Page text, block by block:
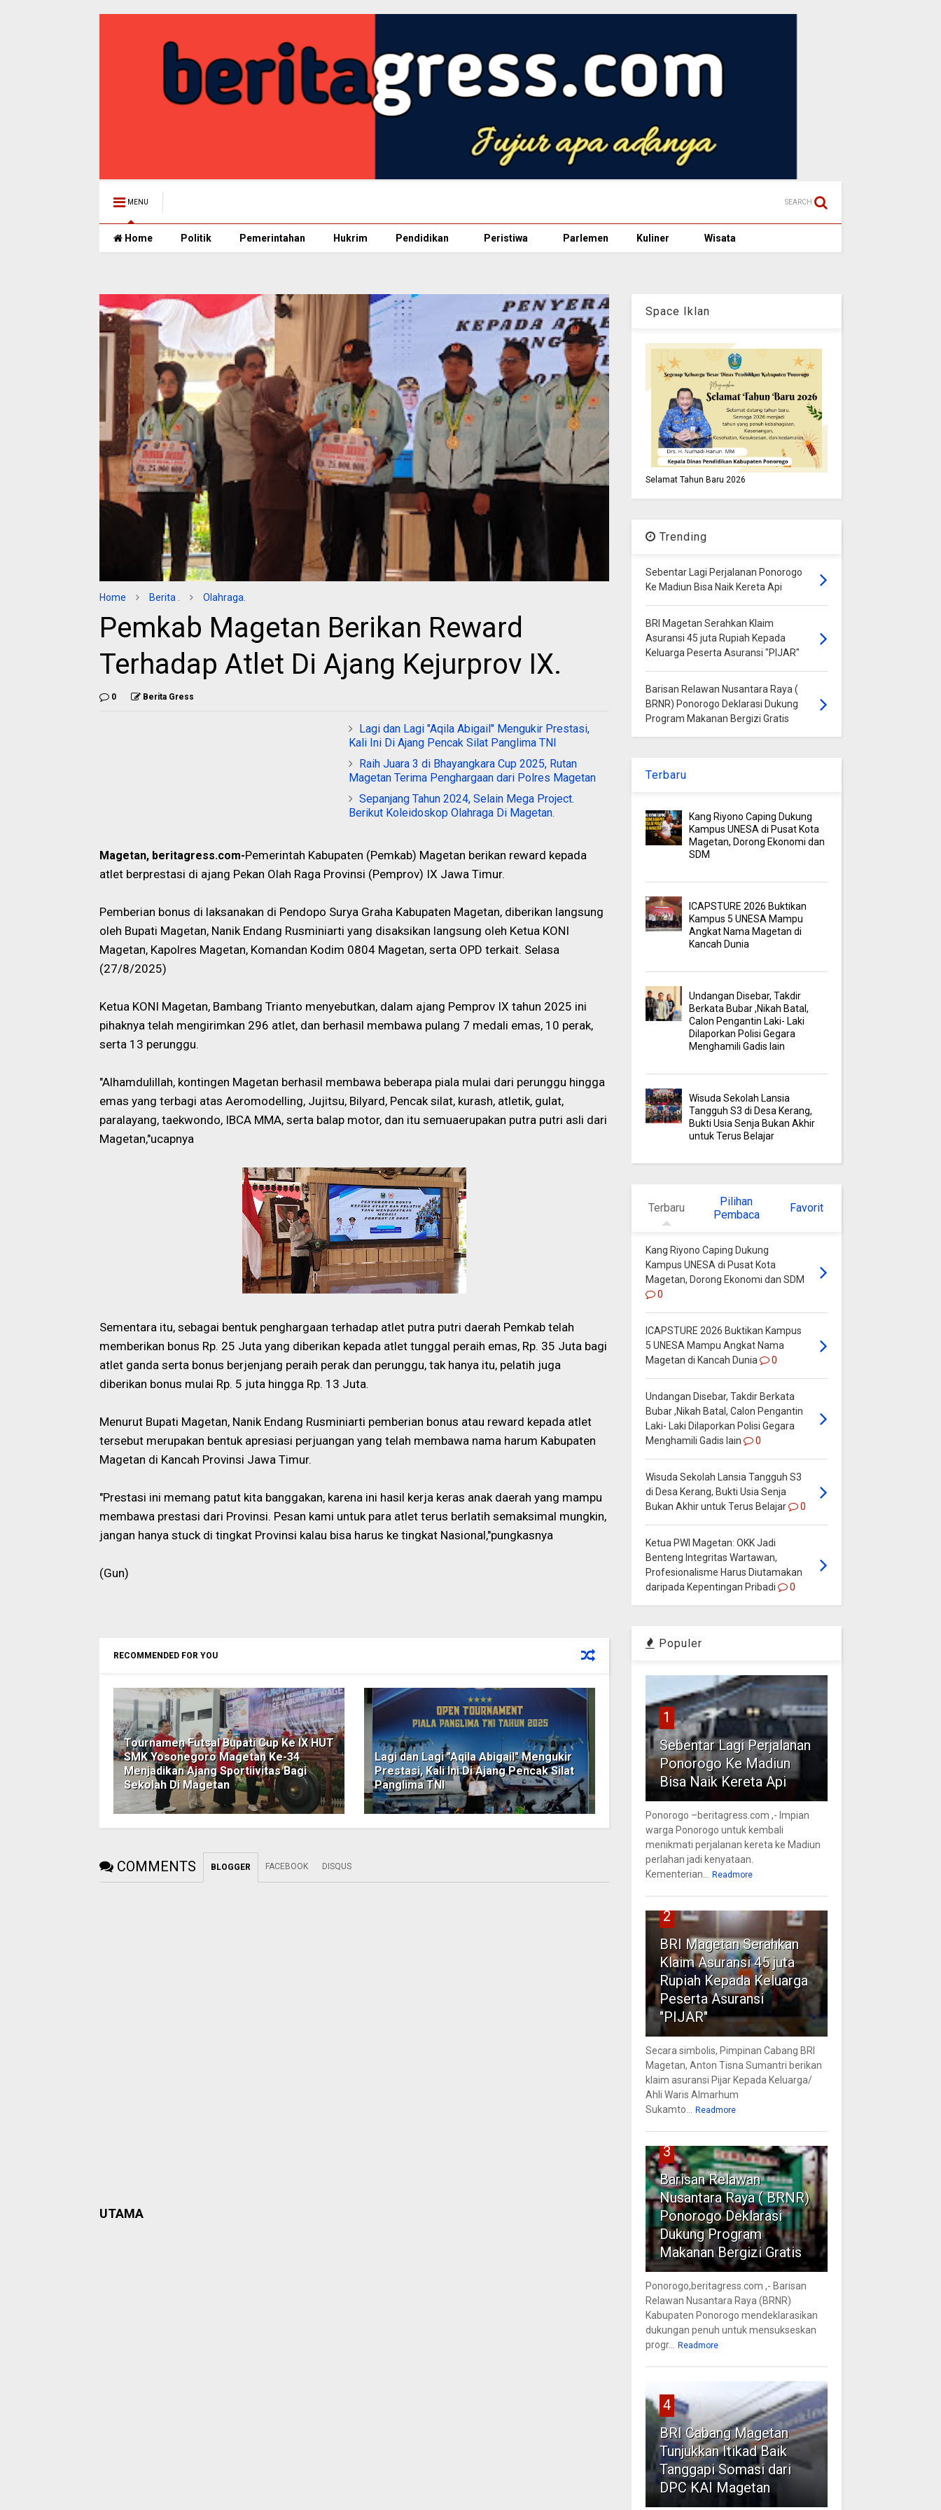
MENU SEARCH
Home Politik Pemerintahan Hukrim Pendidikan Peristiwa Parlemen Kuliner Wisata
Home Berita . Olahraga.
Pemkab Magetan Berikan Reward
Terhadap Atlet Di Ajang Kejurprov IX.
0 Berita Gress
Lagi dan Lagi "Aqila Abigail" Mengukir Prestasi,
Kali Ini Di Ajang Pencak Silat Panglima TNI
Raih Juara 3 di Bhayangkara Cup 2025, Rutan
Magetan Terima Penghargaan dari Polres Magetan
Sepanjang Tahun 2024, Selain Mega Project.
Berikut Koleidoskop Olahraga Di Magetan.
Magetan, beritagress.com-Pemerintah Kabupaten (Pemkab) Magetan berikan reward kepada
atlet berprestasi di ajang Pekan Olah Raga Provinsi (Pemprov) IX Jawa Timur.
Pemberian bonus di laksanakan di Pendopo Surya Graha Kabupaten Magetan, diberikan langsung
oleh Bupati Magetan, Nanik Endang Rusminiarti yang disaksikan langsung oleh Ketua KONI
Magetan, Kapolres Magetan, Komandan Kodim 0804 Magetan, serta OPD terkait. Selasa
(27/8/2025)
Ketua KONI Magetan, Bambang Trianto menyebutkan, dalam ajang Pemprov IX tahun 2025 ini
pihaknya telah mengirimkan 296 atlet, dan berhasil membawa pulang 7 medali emas, 10 perak,
serta 13 perunggu.
"Alhamdulillah, kontingen Magetan berhasil membawa beberapa piala mulai dari perunggu hingga
emas yang terbagi atas Aeromodelling, Jujitsu, Bilyard, Pencak silat, kurash, atletik, gulat,
paralayang, taekwondo, IBCA MMA, serta balap motor, dan itu semuaerupakan putra putri asli dari
Magetan,"ucapnya
Sementara itu, sebagai bentuk penghargaan terhadap atlet putra putri daerah Pemkab telah
memberikan bonus Rp. 25 Juta yang diberikan kepada atlet tunggal peraih emas, Rp. 35 Juta bagi
atlet ganda serta bonus berjenjang peraih perak dan perunggu, tak hanya itu, pelatih juga
diberikan bonus mulai Rp. 5 juta hingga Rp. 13 Juta.
Menurut Bupati Magetan, Nanik Endang Rusminiarti pemberian bonus atau reward kepada atlet
tersebut merupakan bentuk apresiasi perjuangan yang telah membawa nama harum Kabupaten
Magetan di Kancah Provinsi Jawa Timur.
"Prestasi ini memang patut kita banggakan, karena ini hasil kerja keras anak daerah yang mampu
membawa prestasi dari Provinsi. Pesan kami untuk para atlet terus berlatih semaksimal mungkin,
jangan hanya stuck di tingkat Provinsi kalau bisa harus ke tingkat Nasional,"pungkasnya
(Gun)
RECOMMENDED FOR YOU
Tournamen Futsal Bupati Cup Ke IX HUT
SMK Yosonegoro Magetan Ke-34
Menjadikan Ajang Sportiivitas Bagi
Sekolah Di Magetan
Lagi dan Lagi "Aqila Abigail" Mengukir
Prestasi, Kali Ini Di Ajang Pencak Silat
Panglima TNI
COMMENTS BLOGGER FACEBOOK DISQUS
UTAMA
Space Iklan
Selamat Tahun Baru 2026
Trending
Sebentar Lagi Perjalanan Ponorogo
Ke Madiun Bisa Naik Kereta Api
BRI Magetan Serahkan Klaim
Asuransi 45 juta Rupiah Kepada
Keluarga Peserta Asuransi "PIJAR"
Barisan Relawan Nusantara Raya (
BRNR) Ponorogo Deklarasi Dukung
Program Makanan Bergizi Gratis
Terbaru
Kang Riyono Caping Dukung
Kampus UNESA di Pusat Kota
Magetan, Dorong Ekonomi dan
SDM
ICAPSTURE 2026 Buktikan
Kampus 5 UNESA Mampu
Angkat Nama Magetan di
Kancah Dunia
Undangan Disebar, Takdir
Berkata Bubar ,Nikah Batal,
Calon Pengantin Laki- Laki
Dilaporkan Polisi Gegara
Menghamili Gadis lain
Wisuda Sekolah Lansia
Tangguh S3 di Desa Kerang,
Bukti Usia Senja Bukan Akhir
untuk Terus Belajar
Terbaru
Pilihan
Pembaca
Favorit
Kang Riyono Caping Dukung
Kampus UNESA di Pusat Kota
Magetan, Dorong Ekonomi dan SDM
0
ICAPSTURE 2026 Buktikan Kampus
5 UNESA Mampu Angkat Nama
Magetan di Kancah Dunia
0
Undangan Disebar, Takdir Berkata
Bubar ,Nikah Batal, Calon Pengantin
Laki- Laki Dilaporkan Polisi Gegara
Menghamili Gadis lain
0
Wisuda Sekolah Lansia Tangguh S3
di Desa Kerang, Bukti Usia Senja
Bukan Akhir untuk Terus Belajar
0
Ketua PWI Magetan: OKK Jadi
Benteng Integritas Wartawan,
Profesionalisme Harus Diutamakan
daripada Kepentingan Pribadi
0
Populer
1
Sebentar Lagi Perjalanan
Ponorogo Ke Madiun
Bisa Naik Kereta Api
Ponorogo –beritagress.com ,- Impian
warga Ponorogo untuk kembali
menikmati perjalanan kereta ke Madiun
perlahan jadi kenyataan.
Kementerian...
Readmore
2
BRI Magetan Serahkan
Klaim Asuransi 45 juta
Rupiah Kepada Keluarga
Peserta Asuransi
"PIJAR"
Secara simbolis, Pimpinan Cabang BRI
Magetan, Anton Tisna Sumantri berikan
klaim asuransi Pijar Kepada Keluarga/
Ahli Waris Almarhum
Sukamto...
Readmore
3
Barisan Relawan
Nusantara Raya ( BRNR)
Ponorogo Deklarasi
Dukung Program
Makanan Bergizi Gratis
Ponorogo,beritagress.com ,- Barisan
Relawan Nusantara Raya (BRNR)
Kabupaten Ponorogo mendeklarasikan
dukungan penuh untuk mensukseskan
progr...
Readmore
4
BRI Cabang Magetan
Tunjukkan Itikad Baik
Tanggapi Somasi dari
DPC KAI Magetan